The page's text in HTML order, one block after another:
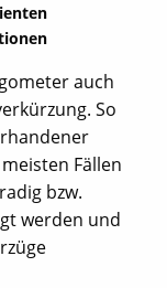
auch
So
Fällen
bzw.
werden und